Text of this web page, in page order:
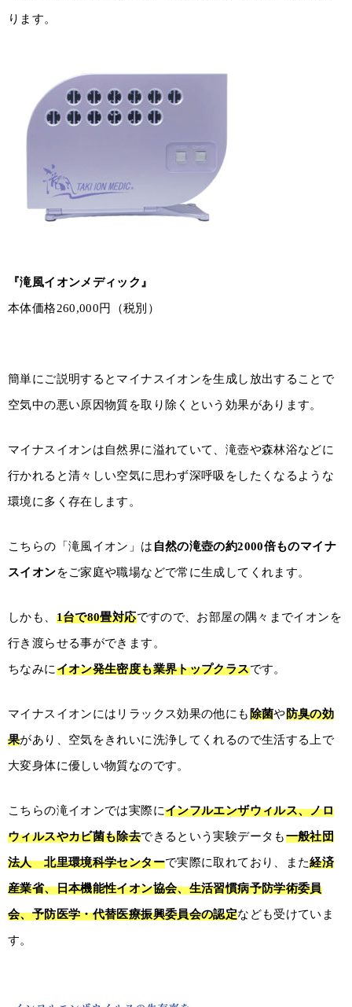
ります。
『滝風イオンメディック』
本体価格260,000円（税別）
簡単にご説明するとマイナスイオンを生成し放出することで
空気中の悪い原因物質を取り除くという効果があります。
マイナスイオンは自然界に溢れていて、滝壺や森林浴などに
行かれると清々しい空気に思わず深呼吸をしたくなるような
環境に多く存在します。
こちらの「滝風イオン」は 自然の滝壺の約2000倍ものマイナ
スイオンをご家庭や職場などで常に生成してくれます。
しかも、 1台で80畳対応ですので、お部屋の隅々までイオンを
行き渡らせる事ができます。
ちなみにイオン発生密度も業界トップクラスです。
マイナスイオンにはリラックス効果の他にも除菌や防臭の効
果があり、空気をきれいに洗浄してくれるので生活する上で
大変身体に優しい物質なのです。
こちらの滝イオンでは実際にインフルエンザウィルス、ノロ
ウィルスやカビ菌も除去できるという実験データも一般社団
法人 北里環境科学センターで実際に取れており、また経済
産業省、日本機能性イオン協会、生活習慣病予防学術委員
会、予防医学・代替医療振興委員会の認定なども受けていま
す。